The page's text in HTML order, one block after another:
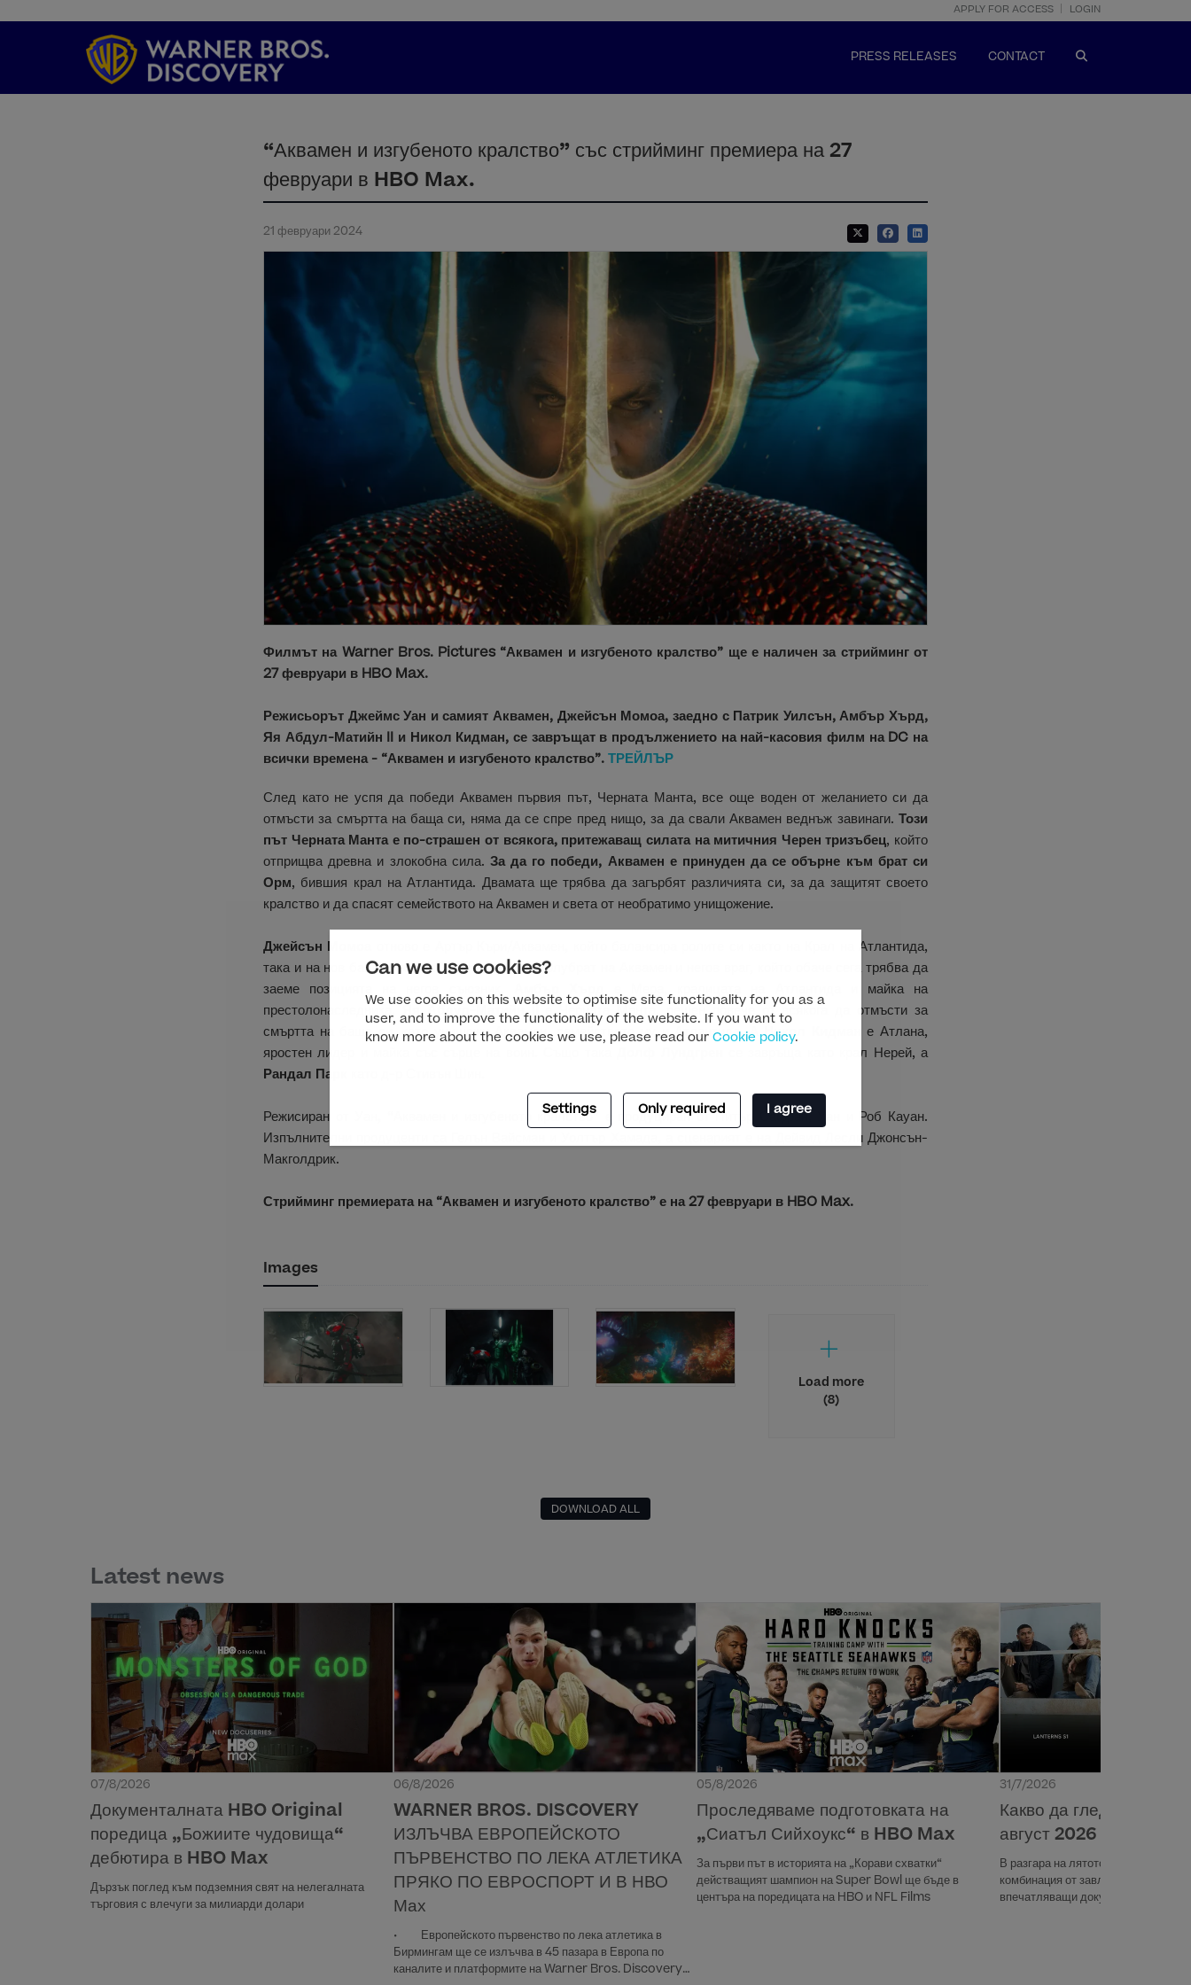
Can we use cookies?
We use cookies on this website to optimise site functionality for you as a
user, and to improve the functionality of the website. If you want to
know more about the cookies we use, please read our Cookie policy.
Settings Only required I agree
APPLY FOR ACCESS LOGIN
PRESS RELEASES CONTACT
“Аквамен и изгубеното кралство” със стрийминг премиера на 27
февруари в HBO Max.
21 февруари 2024
Филмът на Warner Bros. Pictures “Аквамен и изгубеното кралство” ще е наличен за стрийминг от
27 февруари в HBO Max.
Режисьорът Джеймс Уан и самият Аквамен, Джейсън Момоа, заедно с Патрик Уилсън, Амбър Хърд,
Яя Абдул-Матийн II и Никол Кидман, се завръщат в продължението на най-касовия филм на DC на
всички времена - “Аквамен и изгубеното кралство”.
ТРЕЙЛЪР
След като не успя да победи Аквамен първия път, Черната Манта, все още воден от желанието си да
отмъсти за смъртта на баща си, няма да се спре пред нищо, за да свали Аквамен веднъж завинаги.
Този
път Черната Манта е по-страшен от всякога, притежаващ силата на митичния Черен тризъбец, който
отприщва древна и злокобна сила. За да го победи, Аквамен е принуден да се обърне към брат си
Орм, бившия крал на Атлантида. Двамата ще трябва да загърбят различията си, за да защитят своето
кралство и да спасят семейството на Аквамен и света от необратимо унищожение.
Джейсън Момоа
отново е Артър Къри/Аквамен, който балансира ролите си както на Крал на Атлантида,
така и на нов баща.Патрик Уилсъне Орм, полубрат на Аквамен и негов враг, който обаче сега трябва да
заеме позицията на негов съюзник.
е Мера, кралицата на Атлантида и майка на
престолонаследника.
Яя Абдул-Матийн II
е Черната Манта, решен повече от всякога да отмъсти за
смъртта на баща си, като унищожи Аквамен, семейството му и Атлантида. АНикол Кидман
е Атлана,
яростен лидер и майка със сърце на воин. Също така
се завръща като крал Нерей, а
Рандал Парк
Режисиран от Уан, “Аквамен и изгубеното кралство” е продуциран от Питър Сафран, Уан и Роб Кауан.
Изпълнителни продуценти са Гелън Вайсман и Уолтър Хамада, а сценарият е на Дейвид Лесли Джонсън-
Макголдрик.
Стрийминг премиерата на “Аквамен и изгубеното кралство” е на 27 февруари в HBO Max.
Images
Load more
(8)
DOWNLOAD ALL
Latest news
07/8/2026
Документалната HBO Original
поредица „Божиите чудовища“
дебютира в HBO Max
Дързък поглед към подземния свят на нелегалната
търговия с влечуги за милиарди долари
06/8/2026
WARNER BROS. DISCOVERY
ИЗЛЪЧВА ЕВРОПЕЙСКОТО
ПЪРВЕНСТВО ПО ЛЕКА АТЛЕТИКА
ПРЯКО ПО ЕВРОСПОРТ И В НВО
Мах
• Европейското първенство по лека атлетика в
Бирмингам ще се излъчва в 45 пазара в Европа по
каналите и платформите на Warner Bros. Discovery
05/8/2026
Проследяваме подготовката на
„Сиатъл Сийхоукс“ в HBO Max
За първи път в историята на „Корави схватки“
действащият шампион на Super Bowl ще бъде в
центъра на поредицата на HBO и NFL Films
31/7/2026
Какво да гледаме в
август 2026 г.
В разгара на лятото HBO Max
комбинация от завладяващи
впечатляващи документални и